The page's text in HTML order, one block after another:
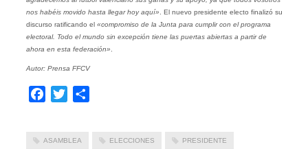
nos habéis movido hasta llegar hoy aquí» . El nuevo presidente electo finalizó su
discurso ratificando el «compromiso de la Junta para cumplir con el programa
electoral. Todo el mundo sin excepción tiene las puertas abiertas a partir de
ahora en esta federación»
Autor: Prensa FFCV
Facebook
Twitter
ASAMBLEA ELECCIONES PRESIDENTE